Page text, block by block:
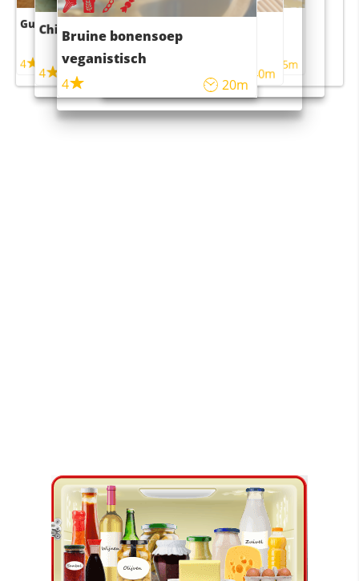
Guacamole
4
Chili con carne
4 45m
Bruine bonensoep
veganistisch
4
20m
Sushi rijstsalade
maaltijdsalade
40m
4 55m